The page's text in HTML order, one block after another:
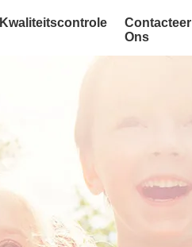
Kwaliteitscontrole
Contacteer
Ons